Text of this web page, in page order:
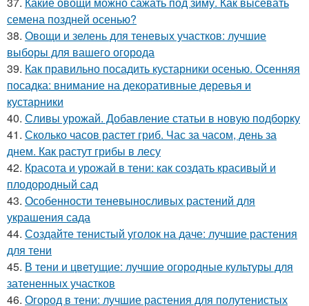
семена поздней осенью?
38. Овощи и зелень для теневых участков: лучшие
выборы для вашего огорода
39. Как правильно посадить кустарники осенью. Осенняя
посадка: внимание на декоративные деревья и
кустарники
40. Сливы урожай. Добавление статьи в новую подборку
41. Сколько часов растет гриб. Час за часом, день за
днем. Как растут грибы в лесу
42. Красота и урожай в тени: как создать красивый и
плодородный сад
43. Особенности теневыносливых растений для
украшения сада
44. Создайте тенистый уголок на даче: лучшие растения
для тени
45. В тени и цветущие: лучшие огородные культуры для
затененных участков
46. Огород в тени: лучшие растения для полутенистых